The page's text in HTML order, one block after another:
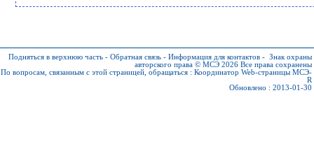
Подняться в верхнюю часть - Обратная связь - Информация для контактов - Знак охраны
авторского права © МСЭ 2026 Все права сохранены
По вопросам, связанным с этой страницей, обращаться : Координатор Web-страницы МСЭ-
R
Обновлено : 2013-01-30